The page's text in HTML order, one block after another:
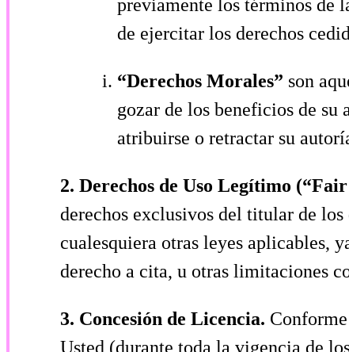
previamente los términos de
de ejercitar los derechos
“Derechos Morales” son
gozar de los beneficios de su
atribuirse o retractar su
2. Derechos de Uso Legítimo (“Fair
derechos exclusivos del titular de
cualesquiera otras leyes aplicables,
derecho a cita, u otras limitaciones
3. Concesión de Licencia.
Usted (durante toda la vigencia de